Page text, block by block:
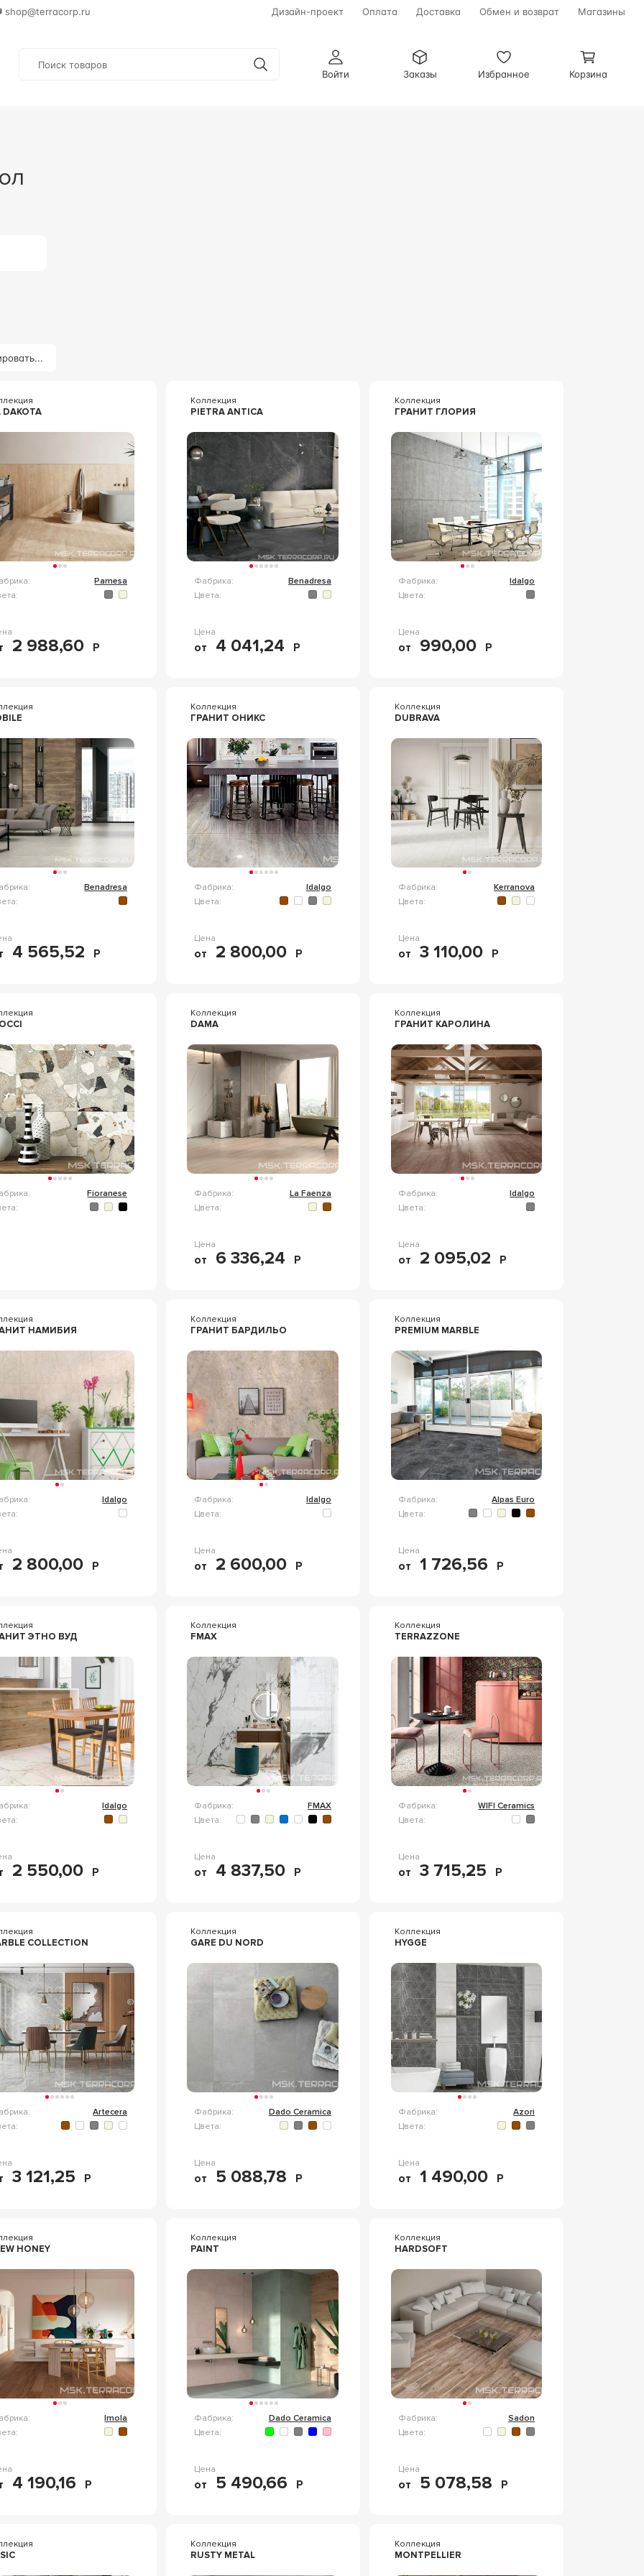
shop@terracorp.ru Дизайн-проект Оплата Доставка Обмен и возврат Магазины
Войти
Заказы Избранное Корзина
DAKOTA
Pamesa
2 988,60 Р
Коллекция
PIETRA ANTICA
Фабрика:
Benadresa
Цвета:
Цена
от 4 041,24 Р
Коллекция
ГРАНИТ ГЛОРИЯ
Фабрика:
Idalgo
Цвета:
Цена
от 990,00 Р
Benadresa
4 565,52 Р
Коллекция
ГРАНИТ ОНИКС
Фабрика:
Idalgo
Цвета:
Цена
от 2 800,00 Р
Коллекция
DUBRAVA
Фабрика:
Kerranova
Цвета:
Цена
от 3 110,00 Р
Fioranese
Коллекция
DAMA
Фабрика:
La Faenza
Цвета:
Цена
от 6 336,24 Р
Коллекция
ГРАНИТ КАРОЛИНА
Фабрика:
Idalgo
Цвета:
Цена
от 2 095,02 Р
НАМИБИЯ
Idalgo
2 800,00 Р
Коллекция
ГРАНИТ БАРДИЛЬО
Фабрика:
Idalgo
Цвета:
Цена
от 2 600,00 Р
Коллекция
PREMIUM MARBLE
Фабрика:
Alpas Euro
Цвета:
Цена
от 1 726,56 Р
ЭТНО ВУД
Idalgo
2 550,00 Р
Коллекция
FMAX
Фабрика:
FMAX
Цвета:
Цена
от 4 837,50 Р
Коллекция
TERRAZZONE
Фабрика:
WIFI Ceramics
Цвета:
Цена
от 3 715,25 Р
COLLECTION
Artecera
3 121,25 Р
Коллекция
GARE DU NORD
Фабрика:
Dado Ceramica
Цвета:
Цена
от 5 088,78 Р
Коллекция
HYGGE
Фабрика:
Azori
Цвета:
Цена
от 1 490,00 Р
HONEY
Imola
4 190,16 Р
Коллекция
PAINT
Фабрика:
Dado Ceramica
Цвета:
Цена
от 5 490,66 Р
Коллекция
HARDSOFT
Фабрика:
Sadon
Цвета:
Цена
от 5 078,58 Р
Коллекция
RUSTY METAL
Коллекция
MONTPELLIER